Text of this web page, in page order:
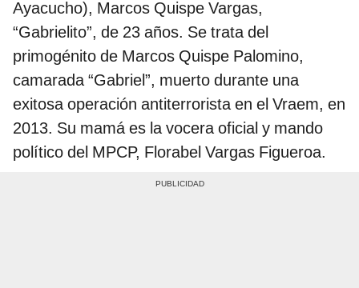
Ayacucho), Marcos Quispe Vargas,
“Gabrielito”, de 23 años. Se trata del
primogénito de Marcos Quispe Palomino,
camarada “Gabriel”, muerto durante una
exitosa operación antiterrorista en el Vraem, en
2013. Su mamá es la vocera oficial y mando
político del MPCP, Florabel Vargas Figueroa.